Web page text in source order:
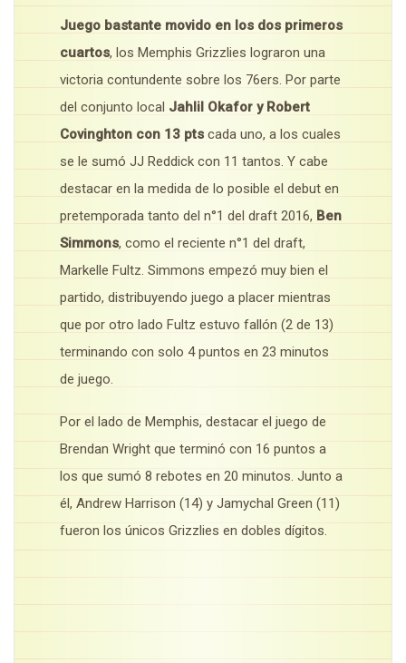
Juego bastante movido en los dos primeros
cuartos, los Memphis Grizzlies lograron una
victoria contundente sobre los 76ers. Por parte
del conjunto local Jahlil Okafor y Robert
Covinghton con 13 pts cada uno, a los cuales
se le sumó JJ Reddick con 11 tantos. Y cabe
destacar en la medida de lo posible el debut en
pretemporada tanto del n°1 del draft 2016, Ben
Simmons, como el reciente n°1 del draft,
Markelle Fultz. Simmons empezó muy bien el
partido, distribuyendo juego a placer mientras
que por otro lado Fultz estuvo fallón (2 de 13)
terminando con solo 4 puntos en 23 minutos
de juego.
Por el lado de Memphis, destacar el juego de
Brendan Wright que terminó con 16 puntos a
los que sumó 8 rebotes en 20 minutos. Junto a
él, Andrew Harrison (14) y Jamychal Green (11)
fueron los únicos Grizzlies en dobles dígitos.